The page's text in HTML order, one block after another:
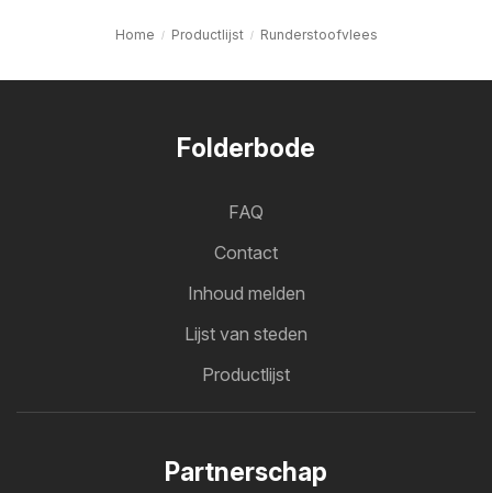
Home Productlijst Runderstoofvlees
Folderbode
FAQ
Contact
Inhoud melden
Lijst van steden
Productlijst
Partnerschap